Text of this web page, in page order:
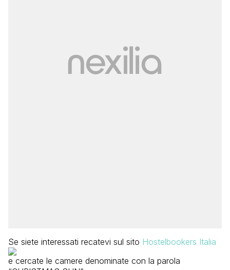
Se siete interessati recatevi sul sito Hostelbookers Italia
e cercate le camere denominate con la parola